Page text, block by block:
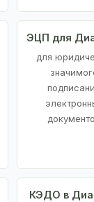
ЭЦП для
для
КЭДО в